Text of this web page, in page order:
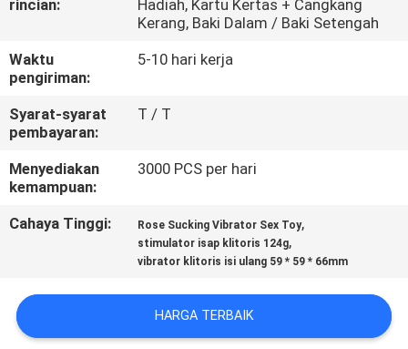
KONTROL
HUBUNGI
KAMI
BERITA
PERMINTAAN
SITEMAP
rincian:
Hadiah, Kartu Kertas + Cangkang
Kerang, Baki Dalam / Baki Setengah
Waktu
pengiriman:
5-10 hari kerja
Syarat-syarat
pembayaran:
T / T
Menyediakan
kemampuan:
3000 PCS per hari
Cahaya Tinggi: Rose Sucking Vibrator Sex Toy,
stimulator isap klitoris 124g,
vibrator klitoris isi ulang 59 * 59 * 66mm
HARGA TERBAIK